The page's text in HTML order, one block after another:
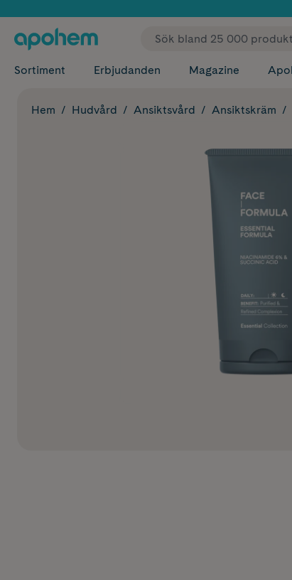
Sortiment Erbjudanden Magazine
Hem Hudvård Ansiktsvård Ansiktskräm